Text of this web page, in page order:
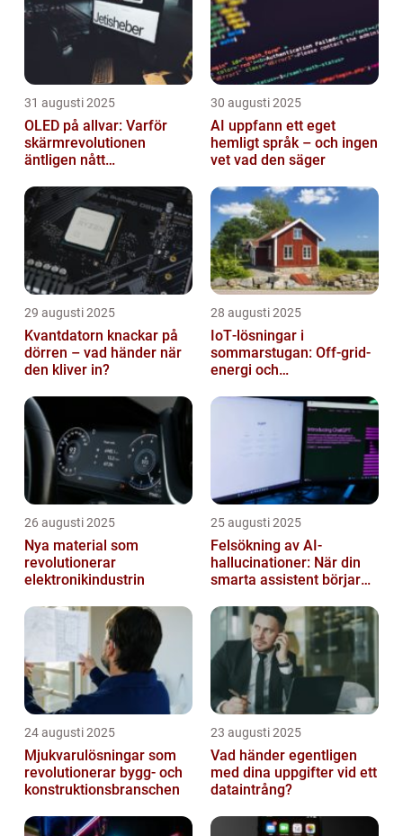
31 augusti 2025
OLED på allvar: Varför
skärmrevolutionen
äntligen nått
30 augusti 2025
AI uppfann ett eget
hemligt språk – och ingen
vet vad den säger
29 augusti 2025
Kvantdatorn knackar på
dörren – vad händer när
den kliver in?
28 augusti 2025
IoT‑lösningar i
sommarstugan: Off‑grid-
energi och
26 augusti 2025
Nya material som
revolutionerar
elektronikindustrin
25 augusti 2025
Felsökning av AI-
hallucinationer: När din
smarta assistent börjar
24 augusti 2025
Mjukvarulösningar som
revolutionerar bygg- och
konstruktionsbranschen
23 augusti 2025
Vad händer egentligen
med dina uppgifter vid ett
dataintrång?